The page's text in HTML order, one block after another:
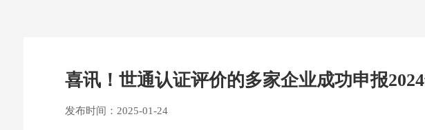
喜讯！世通认证评价的多家企业成功申报
发布时间：2025-01-24